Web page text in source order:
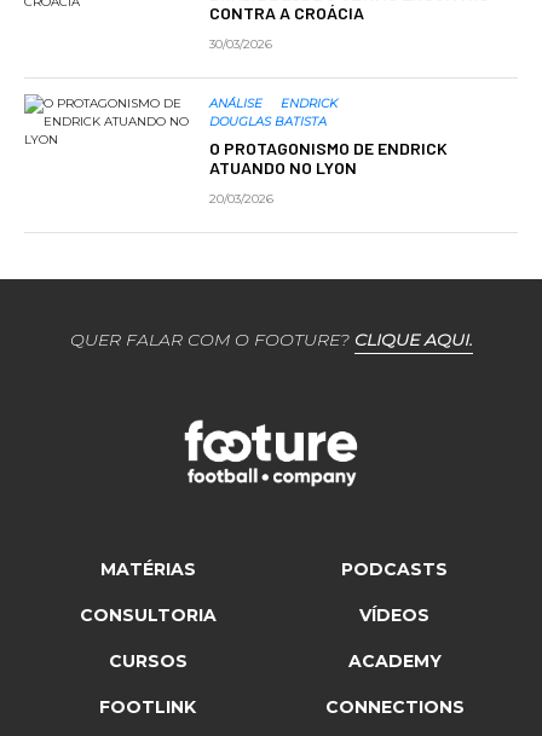
CONTRA A CROÁCIA
30/03/2026
ANÁLISE
ENDRICK
DOUGLAS BATISTA
O PROTAGONISMO DE ENDRICK
ATUANDO NO LYON
20/03/2026
QUER FALAR COM O FOOTURE? CLIQUE AQUI.
MATÉRIAS PODCASTS
CONSULTORIA VÍDEOS
CURSOS ACADEMY
FOOTLINK CONNECTIONS